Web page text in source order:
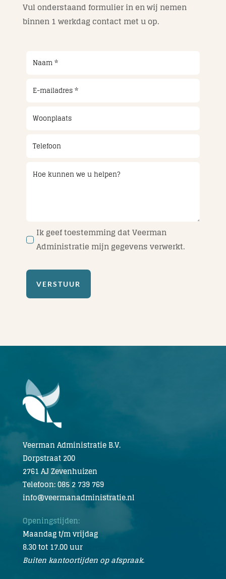
Vul onderstaand formulier in en wij nemen
binnen 1 werkdag contact met u op.
Ik geef toestemming dat Veerman
Administratie mijn gegevens verwerkt.
VERSTUUR
Veerman Administratie B.V.
Dorpstraat 200
2761 AJ Zevenhuizen
Telefoon: 085 2 739 769
info@veermanadministratie.nl
Openingstijden:
Maandag t/m vrijdag
8.30 tot 17.00 uur
Buiten kantoortijden op afspraak.